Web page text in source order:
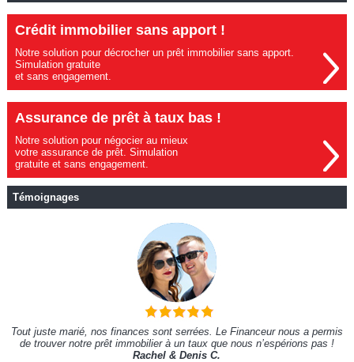
Crédit immobilier sans apport !
Notre solution pour décrocher un prêt immobilier sans apport.
Simulation gratuite
et sans engagement.
Assurance de prêt à taux bas !
Notre solution pour négocier au mieux
votre assurance de prêt. Simulation
gratuite et sans engagement.
Témoignages
Tout juste marié, nos finances sont serrées. Le Financeur nous a permis
de trouver notre prêt immobilier à un taux que nous n’espérions pas !
Rachel & Denis C.